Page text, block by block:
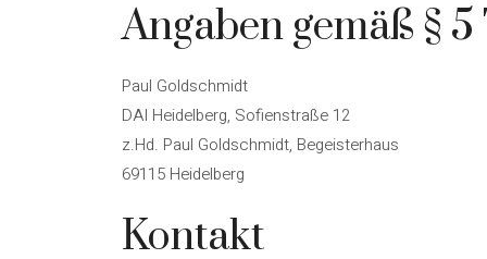
Angaben gemäß §
Paul Goldschmidt
DAI Heidelberg, Sofienstraße 12
z.Hd. Paul Goldschmidt, Begeisterhaus
69115 Heidelberg
Kontakt